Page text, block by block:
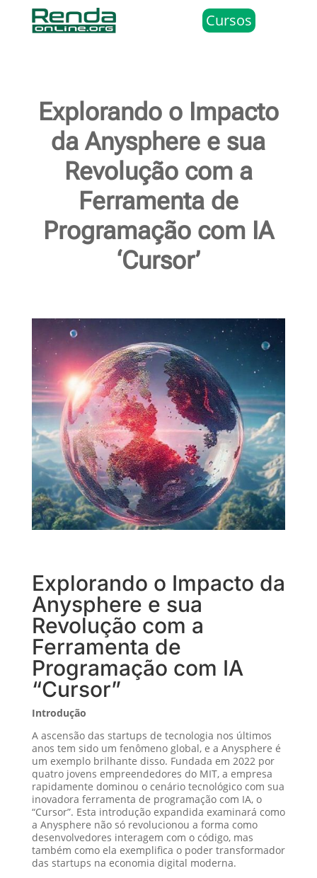
Cursos
Explorando o Impacto
da Anysphere e sua
Revolução com a
Ferramenta de
Programação com IA
‘Cursor’
Explorando o Impacto da
Anysphere e sua
Revolução com a
Ferramenta de
Programação com IA
“Cursor”
Introdução
A ascensão das startups de tecnologia nos últimos
anos tem sido um fenômeno global, e a Anysphere é
um exemplo brilhante disso. Fundada em 2022 por
quatro jovens empreendedores do MIT, a empresa
rapidamente dominou o cenário tecnológico com sua
inovadora ferramenta de programação com IA, o
“Cursor”. Esta introdução expandida examinará como
a Anysphere não só revolucionou a forma como
desenvolvedores interagem com o código, mas
também como ela exemplifica o poder transformador
das startups na economia digital moderna.